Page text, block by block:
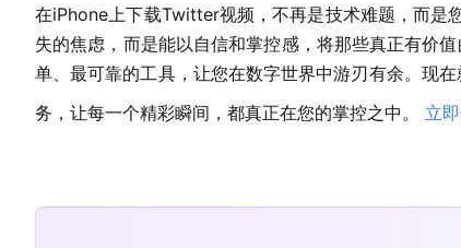
在iPhone上下载Twitter视频，不再是技术难题，而是
失的焦虑，而是能以自信和掌控感，将那些真正有价
单、最可靠的工具，让您在数字世界中游刃有余。现
务，让每一个精彩瞬间，都真正在您的掌控之中。 立